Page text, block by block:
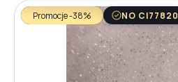
Promocje -38% NO CI77820